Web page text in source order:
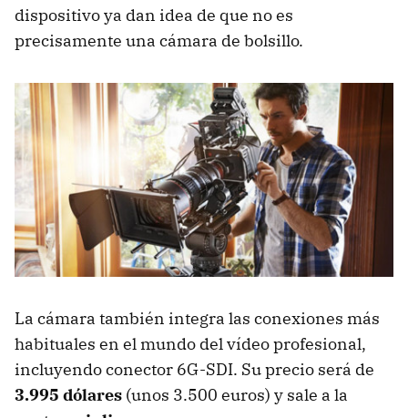
dispositivo ya dan idea de que no es
precisamente una cámara de bolsillo.
La cámara también integra las conexiones más
habituales en el mundo del vídeo profesional,
incluyendo conector 6G-SDI. Su precio será de
3.995 dólares (unos 3.500 euros) y sale a la